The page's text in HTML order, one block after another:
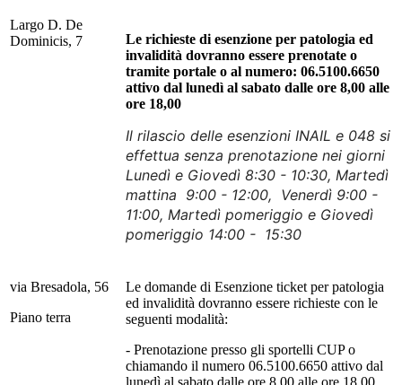
Largo D. De
Dominicis, 7
Le richieste di esenzione per patologia ed
invalidità dovranno essere prenotate o
tramite portale o al numero: 06.5100.6650
attivo dal lunedì al sabato dalle ore 8,00 alle
ore 18,00
Il rilascio delle esenzioni INAIL e 048 si
effettua senza prenotazione nei giorni
Lunedì e Giovedì 8:30 - 10:30, Martedì
mattina 9:00 - 12:00, Venerdì 9:00 -
11:00, Martedì pomeriggio e Giovedì
pomeriggio 14:00 - 15:30
via Bresadola, 56
Piano terra
Le domande di Esenzione ticket per patologia
ed invalidità dovranno essere richieste con le
seguenti modalità:
- Prenotazione presso gli sportelli CUP o
chiamando il numero 06.5100.6650 attivo dal
lunedì al sabato dalle ore 8,00 alle ore 18,00